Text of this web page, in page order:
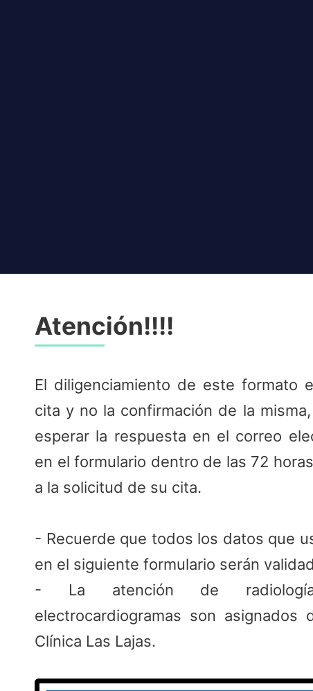
Atención!!!!
El diligenciamiento de este formato
cita y no la confirmación de la
esperar la respuesta en el correo
en el formulario dentro de las 72
a la solicitud de su cita.
- Recuerde que todos los datos que
en el siguiente formulario serán
- La atención de
electrocardiogramas son asignados
Clínica Las Lajas.